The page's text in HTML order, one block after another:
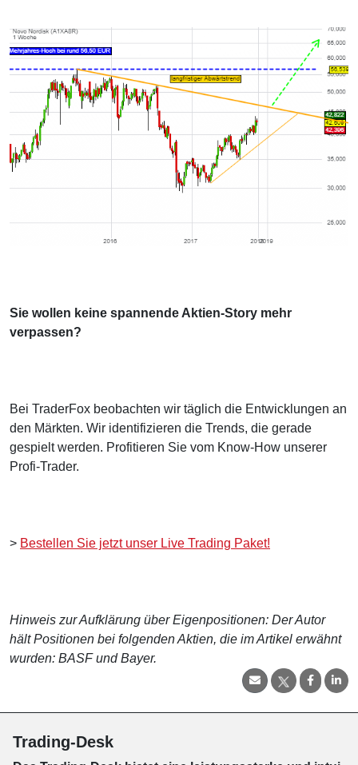
Sie wollen keine spannende Aktien-Story mehr
verpassen?
Bei TraderFox beobachten wir täglich die Entwicklungen an
den Märkten. Wir identifizieren die Trends, die gerade
gespielt werden. Profitieren Sie vom Know-How unserer
Profi-Trader.
> Bestellen Sie jetzt unser Live Trading Paket!
Hinweis zur Aufklärung über Eigenpositionen: Der Autor
hält Positionen bei folgenden Aktien, die im Artikel erwähnt
wurden: BASF und Bayer.
Trading-Desk